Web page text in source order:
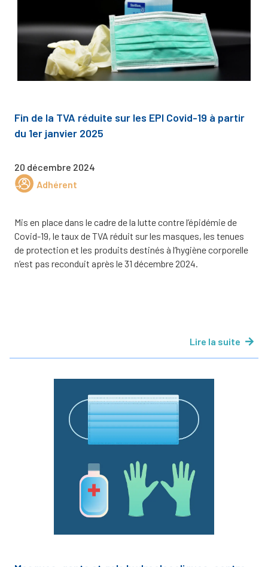
Fin de la TVA réduite sur les EPI Covid-19 à partir
du 1er janvier 2025
20 décembre 2024
Adhérent
Mis en place dans le cadre de la lutte contre l’épidémie de
Covid-19, le taux de TVA réduit sur les masques, les tenues
de protection et les produits destinés à l’hygiène corporelle
n’est pas reconduit après le 31 décembre 2024.
Lire la suite